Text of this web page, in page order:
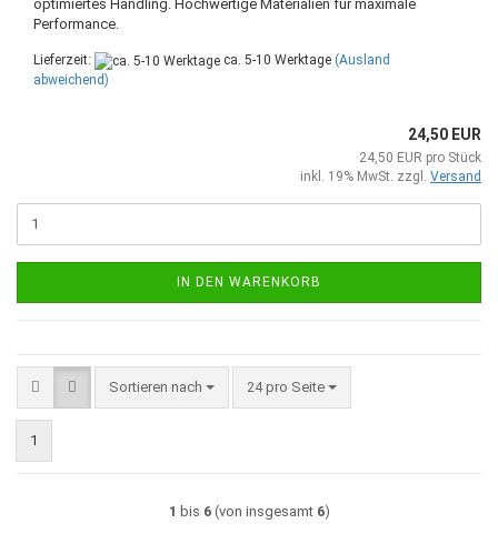
optimiertes Handling. Hochwertige Materialien für maximale
Performance.
Lieferzeit: ca. 5-10 Werktage (Ausland
abweichend)
24,50 EUR
24,50 EUR pro Stück
inkl. 19% MwSt. zzgl. Versand
IN DEN WARENKORB
Sortieren nach
Sortieren nach 24 pro Seite
pro Seite
1
1 bis 6(von insgesamt 6)